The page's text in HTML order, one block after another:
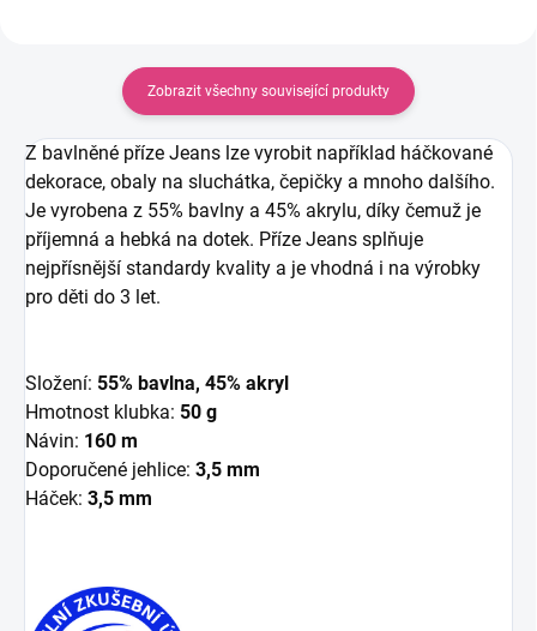
Zobrazit všechny související produkty
Z bavlněné příze Jeans lze vyrobit například háčkované
dekorace, obaly na sluchátka, čepičky a mnoho dalšího.
Je vyrobena z 55% bavlny a 45% akrylu, díky čemuž je
příjemná a hebká na dotek. Příze Jeans splňuje
nejpřísnější standardy kvality a je vhodná i na výrobky
pro děti do 3 let.
Složení: 55% bavlna, 45% akryl
Hmotnost klubka: 50 g
Návin: 160 m
Doporučené jehlice: 3,5 mm
Háček: 3,5 mm